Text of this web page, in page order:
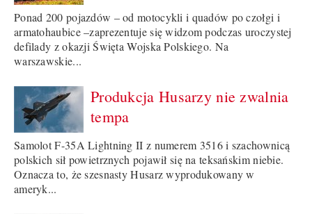
Ponad 200 pojazdów – od motocykli i quadów po czołgi i
armatohaubice –zaprezentuje się widzom podczas uroczystej
defilady z okazji Święta Wojska Polskiego. Na
warszawskie...
Produkcja Husarzy nie zwalnia
tempa
Samolot F-35A Lightning II z numerem 3516 i szachownicą
polskich sił powietrznych pojawił się na teksańskim niebie.
Oznacza to, że szesnasty Husarz wyprodukowany w
ameryk...